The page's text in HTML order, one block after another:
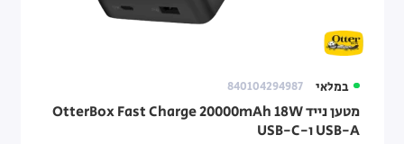
במלאי 840104294987
מטען נייד OtterBox Fast Charge 20000mAh 18W
USB-A ו-USB-C